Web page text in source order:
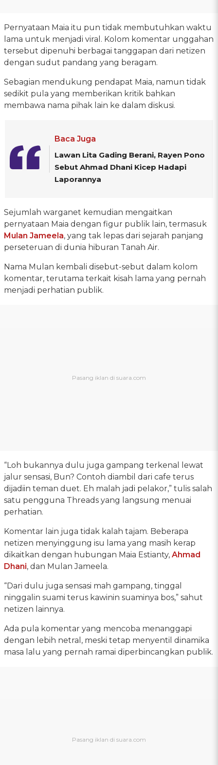
Pernyataan Maia itu pun tidak membutuhkan waktu
lama untuk menjadi viral. Kolom komentar unggahan
tersebut dipenuhi berbagai tanggapan dari netizen
dengan sudut pandang yang beragam.
Sebagian mendukung pendapat Maia, namun tidak
sedikit pula yang memberikan kritik bahkan
membawa nama pihak lain ke dalam diskusi.
Baca Juga
Lawan Lita Gading Berani, Rayen Pono
Sebut Ahmad Dhani Kicep Hadapi
Laporannya
Sejumlah warganet kemudian mengaitkan
pernyataan Maia dengan figur publik lain, termasuk
Mulan Jameela, yang tak lepas dari sejarah panjang
perseteruan di dunia hiburan Tanah Air.
Nama Mulan kembali disebut-sebut dalam kolom
komentar, terutama terkait kisah lama yang pernah
menjadi perhatian publik.
“Loh bukannya dulu juga gampang terkenal lewat
jalur sensasi, Bun? Contoh diambil dari cafe terus
dijadiin teman duet. Eh malah jadi pelakor,” tulis salah
satu pengguna Threads yang langsung menuai
perhatian.
Komentar lain juga tidak kalah tajam. Beberapa
netizen menyinggung isu lama yang masih kerap
dikaitkan dengan hubungan Maia Estianty, Ahmad
Dhani, dan Mulan Jameela.
“Dari dulu juga sensasi mah gampang, tinggal
ninggalin suami terus kawinin suaminya bos,” sahut
netizen lainnya.
Ada pula komentar yang mencoba menanggapi
dengan lebih netral, meski tetap menyentil dinamika
masa lalu yang pernah ramai diperbincangkan publik.